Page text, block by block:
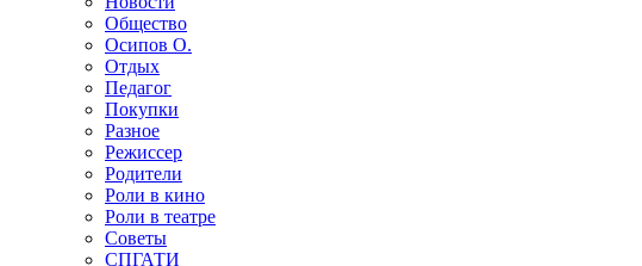
Общество
Осипов О.
Отдых
Педагог
Покупки
Разное
Режиссер
Родители
Роли в кино
Роли в театре
Советы
СПГАТИ